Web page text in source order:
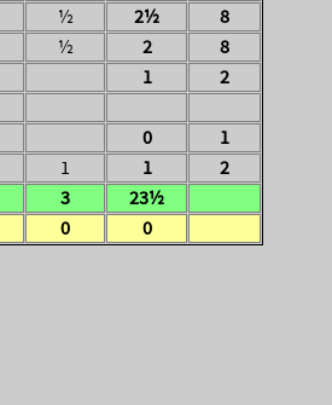
½ 2½
8
½ 2
8
1
2
0
1
1 1
2
3
23½
0 0